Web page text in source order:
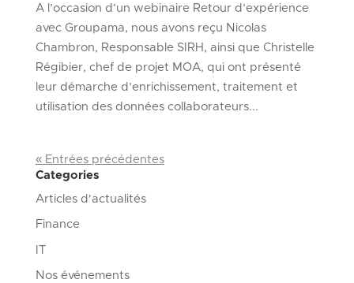
A l’occasion d’un webinaire Retour d’expérience
avec Groupama, nous avons reçu Nicolas
Chambron, Responsable SIRH, ainsi que Christelle
Régibier, chef de projet MOA, qui ont présenté
leur démarche d’enrichissement, traitement et
utilisation des données collaborateurs...
« Entrées précédentes
Categories
Articles d'actualités
Finance
Nos événements